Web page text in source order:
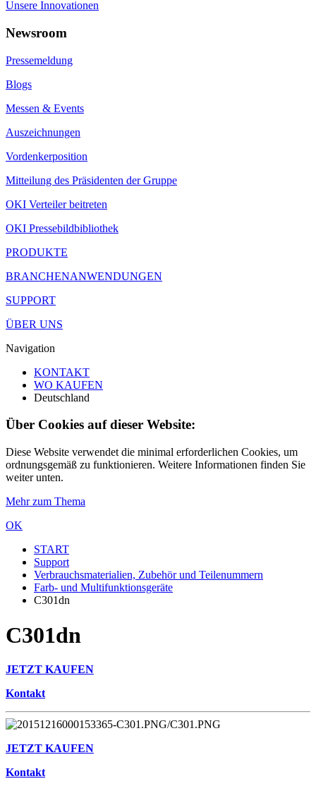
Unsere Innovationen
Newsroom
Pressemeldung
Blogs
Messen & Events
Auszeichnungen
Vordenkerposition
Mitteilung des Präsidenten der Gruppe
OKI Verteiler beitreten
OKI Pressebildbibliothek
PRODUKTE
BRANCHENANWENDUNGEN
SUPPORT
ÜBER UNS
Navigation
KONTAKT
WO KAUFEN
Deutschland
Über Cookies auf dieser Website:
Diese Website verwendet die minimal erforderlichen Cookies, um
ordnungsgemäß zu funktionieren. Weitere Informationen finden Sie
weiter unten.
Mehr zum Thema
OK
START
Support
Verbrauchsmaterialien, Zubehör und Teilenummern
Farb- und Multifunktionsgeräte
C301dn
C301dn
JETZT KAUFEN
Kontakt
JETZT KAUFEN
Kontakt